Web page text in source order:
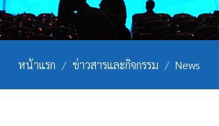
หน้าแรก ข่าวสารและกิจกรรม News